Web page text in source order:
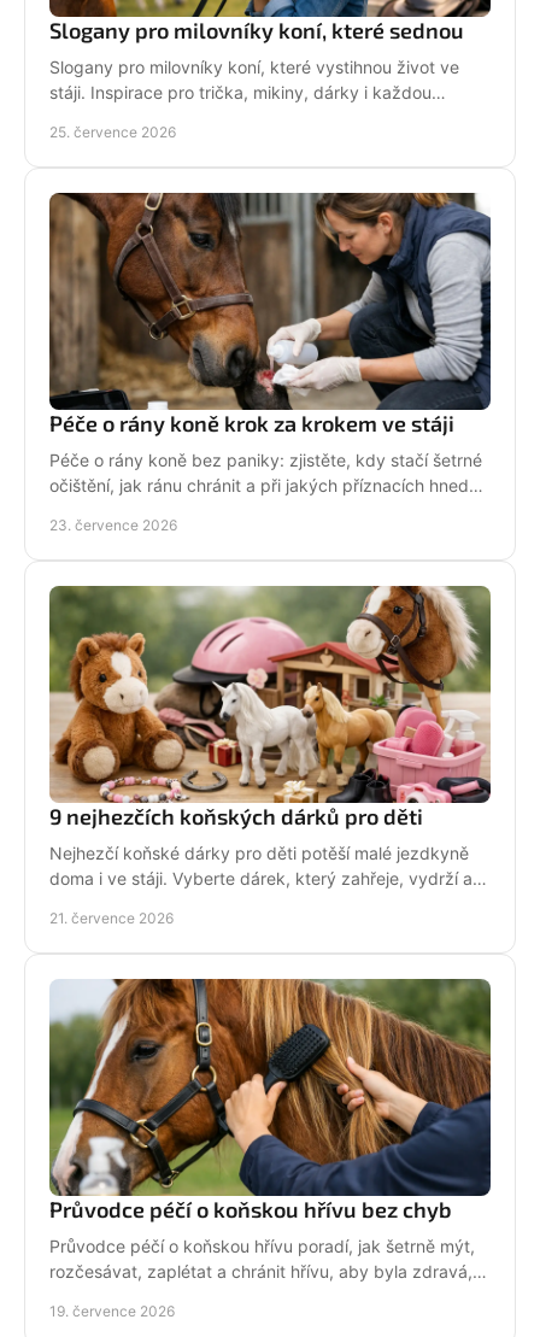
Slogany pro milovníky koní, které sednou
Slogany pro milovníky koní, které vystihnou život ve
stáji. Inspirace pro trička, mikiny, dárky i každou
25. července 2026
Péče o rány koně krok za krokem ve stáji
Péče o rány koně bez paniky: zjistěte, kdy stačí šetrné
očištění, jak ránu chránit a při jakých příznacích hned
23. července 2026
9 nejhezčích koňských dárků pro děti
Nejhezčí koňské dárky pro děti potěší malé jezdkyně
doma i ve stáji. Vyberte dárek, který zahřeje, vydrží a
21. července 2026
Průvodce péčí o koňskou hřívu bez chyb
Průvodce péčí o koňskou hřívu poradí, jak šetrně mýt,
rozčesávat, zaplétat a chránit hřívu, aby byla zdravá,
19. července 2026